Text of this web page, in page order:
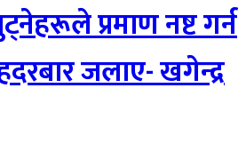
प्रमाण नष्ट गर्न
जलाए- खगेन्द्र